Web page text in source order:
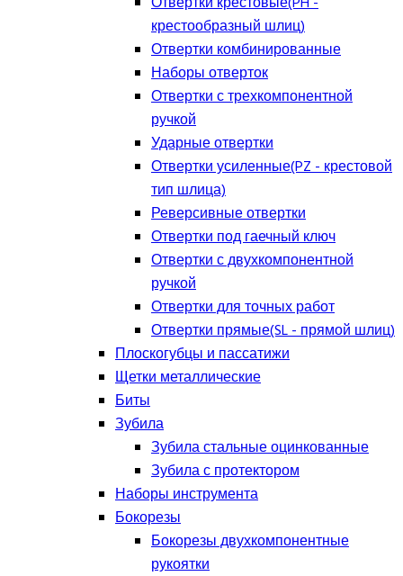
крестообразный шлиц)
Отвертки комбинированные
Наборы отверток
Отвертки с трехкомпонентной
ручкой
Ударные отвертки
Отвертки усиленные(PZ - крестовой
тип шлица)
Реверсивные отвертки
Отвертки под гаечный ключ
Отвертки с двухкомпонентной
ручкой
Отвертки для точных работ
Отвертки прямые(SL - прямой шлиц)
Плоскогубцы и пассатижи
Щетки металлические
Биты
Зубила
Зубила стальные оцинкованные
Зубила с протектором
Наборы инструмента
Бокорезы
Бокорезы двухкомпонентные
рукоятки